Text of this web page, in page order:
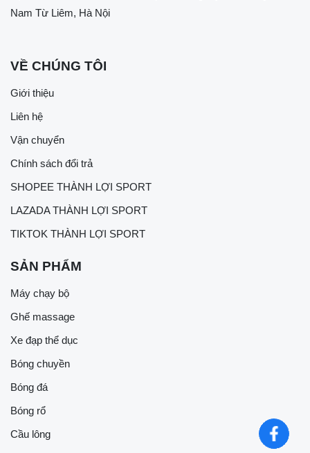
Nam Từ Liêm, Hà Nội
VỀ CHÚNG TÔI
Giới thiệu
Liên hệ
Vận chuyển
Chính sách đổi trả
SHOPEE THÀNH LỢI SPORT
LAZADA THÀNH LỢI SPORT
TIKTOK THÀNH LỢI SPORT
SẢN PHẨM
Máy chạy bộ
Ghế massage
Xe đạp thể dục
Bóng chuyền
Bóng đá
Bóng rổ
Cầu lông